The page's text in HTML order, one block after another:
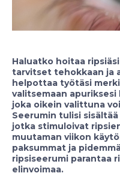
Haluatko hoitaa
tarvitset tehokkaan ja
helpottaa työtäsi
valitsemaan
joka oikein valittuna
Seerumin tulisi
jotka stimuloivat
muutaman viikon
paksummat ja
ripsiseerumi parantaa
elinvoimaa.